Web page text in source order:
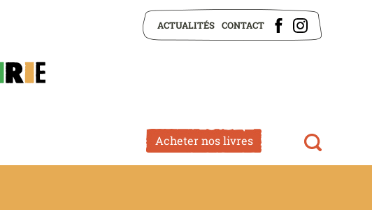
ACTUALITÉS CONTACT
Acheter nos livres